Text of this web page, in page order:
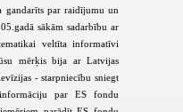
gandarīts par raidījumu un
sākām sadarbību ar
veltīta informatīvi
mērķis bija ar Latvijas
- starpniecību sniegt
par ES fondu